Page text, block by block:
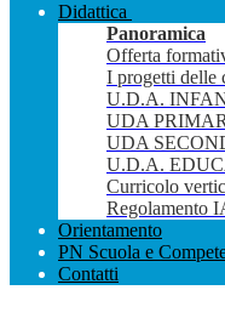
Didattica
Panoramica
Offerta
I progetti delle
U.D.A.
UDA
UDA
U.D.A.
Curricolo
Regolamento
Orientamento
PN Scuola e
Contatti